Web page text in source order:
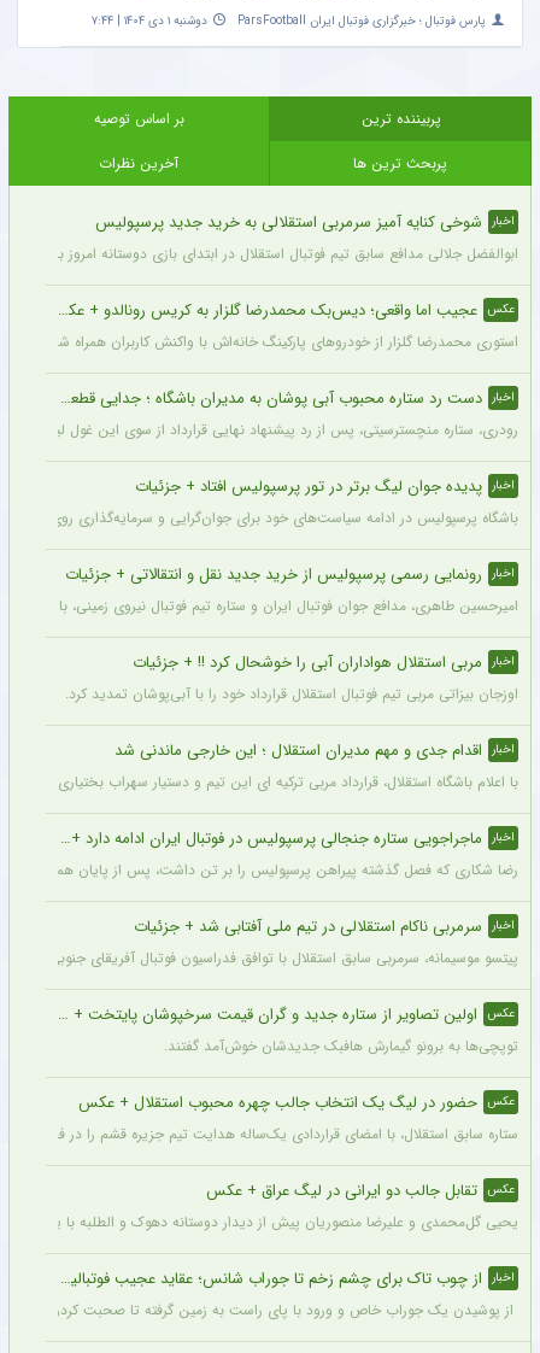
پارس فوتبال ؛ خبرگزاری فوتبال ایران ParsFootball دوشنبه ۱ دی ۱۴۰۴ | ۷:۴۴
پربیننده ترین
بر اساس توصیه
پربحث ترین ها
آخرین نظرات
اخبار شوخی کنایه آمیز سرمربی استقلالی به خرید جدید پرسپولیس
ابوالفضل جلالی مدافع سابق تیم فوتبال استقلال در ابتدای بازی دوستانه امروز با
عکس عجیب اما واقعی؛ دیس‌بک محمدرضا گلزار به کریس رونالدو + عکس
استوری محمدرضا گلزار از خودروهای پارکینگ خانه‌اش با واکنش کاربران همراه شده و
اخبار دست رد ستاره محبوب آبی پوشان به مدیران باشگاه ؛ جدایی قطعی است !
رودری، ستاره منچسترسیتی، پس از رد پیشنهاد نهایی قرارداد از سوی این غول لیگ
اخبار پدیده جوان لیگ برتر در تور پرسپولیس افتاد + جزئیات
باشگاه پرسپولیس در ادامه سیاست‌های خود برای جوان‌گرایی و سرمایه‌گذاری روی استعدادهای آینده فوتبال
اخبار رونمایی رسمی پرسپولیس از خرید جدید نقل و انتقالاتی + جزئیات
امیرحسین طاهری، مدافع جوان فوتبال ایران و ستاره تیم فوتبال نیروی زمینی، با
اخبار مربی استقلال هواداران آبی را خوشحال کرد !! + جزئیات
اوزجان بیزاتی مربی تیم فوتبال استقلال قرارداد خود را با آبی‌پوشان تمدید کرد.
اخبار اقدام جدی و مهم مدیران استقلال ؛ این خارجی ماندنی شد
با اعلام باشگاه استقلال، قرارداد مربی ترکیه ای این تیم و دستیار سهراب بختیاری زاده
اخبار ماجراجویی ستاره جنجالی پرسپولیس در فوتبال ایران ادامه دارد + جزئیات
رضا شکاری که فصل گذشته پیراهن پرسپولیس را بر تن داشت، پس از پایان همکاری با
اخبار سرمربی ناکام استقلالی در تیم ملی آفتابی شد + جزئیات
پیتسو موسیمانه، سرمربی سابق استقلال با توافق فدراسیون فوتبال آفریقای جنوبی
عکس اولین تصاویر از ستاره جدید و گران قیمت سرخپوشان پایتخت + عکس
توپچی‌ها به برونو گیمارش هافبک جدیدشان خوش‌آمد گفتند.
عکس حضور در لیگ یک انتخاب جالب چهره محبوب استقلال + عکس
ستاره سابق استقلال، با امضای قراردادی یک‌ساله هدایت تیم جزیره قشم را در فصل
عکس تقابل جالب دو ایرانی در لیگ عراق + عکس
یحیی گل‌محمدی و علیرضا منصوریان پیش از دیدار دوستانه دهوک و الطلبه با یکدیگر
اخبار از چوب تاک برای چشم زخم تا جوراب شانس؛ عقاید عجیب فوتبالیست‌ها!
از پوشیدن یک جوراب خاص و ورود با پای راست به زمین گرفته تا صحبت کردن با